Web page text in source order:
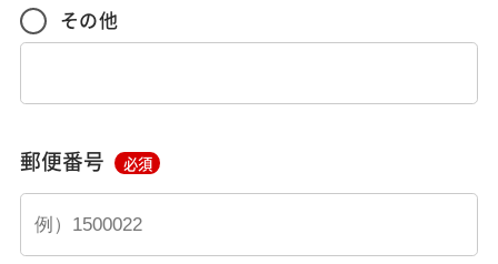
その他
郵便番号 必須